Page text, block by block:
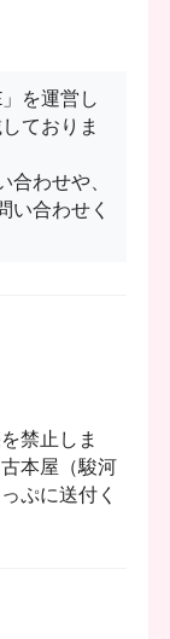
を運営し
ておりま
わせや、
い合わせく
禁止しま
本屋（駿河
ぷに送付く